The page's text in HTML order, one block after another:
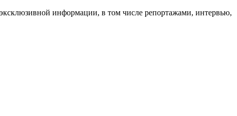
информации, в том числе репортажами, интервью,